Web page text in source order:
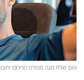
עסקית
קריפטו
ויראלי
טום שלח מגה ספורט (צילום יחצ)